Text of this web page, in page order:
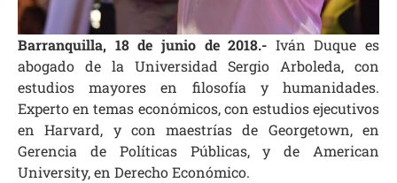
Barranquilla, 18 de junio de 2018.- Iván Duque es
abogado de la Universidad Sergio Arboleda, con
estudios mayores en filosofía y humanidades.
Experto en temas económicos, con estudios ejecutivos
en Harvard, y con maestrías de Georgetown, en
Gerencia de Políticas Públicas, y de American
University, en Derecho Económico.